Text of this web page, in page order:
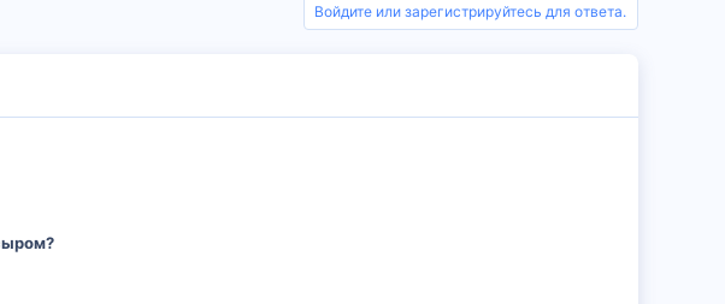
Войдите или зарегистрируйтесь для ответа.